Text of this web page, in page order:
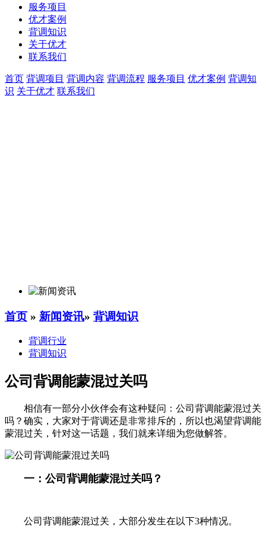
服务项目
优才案例
背调知识
关于优才
联系我们
首页 背调项目 背调内容 背调流程 服务项目 优才案例 背调知
识 关于优才 联系我们
首页 » 新闻资讯» 背调知识
背调行业
背调知识
公司背调能蒙混过关吗
相信有一部分小伙伴会有这种疑问：公司背调能蒙混过关
吗？确实，大家对于背调还是非常排斥的，所以也渴望背调能
蒙混过关，针对这一话题，我们就来详细为您做解答。
一：公司背调能蒙混过关吗？
公司背调能蒙混过关，大部分发生在以下3种情况。